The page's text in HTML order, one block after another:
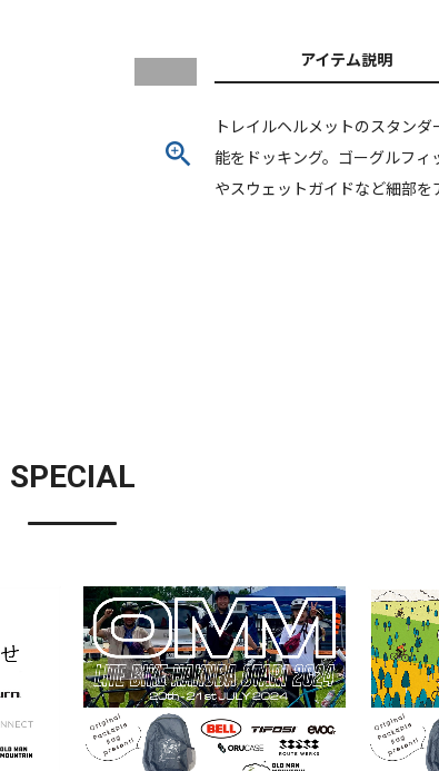
チタニ
アイテム説明
トレイルヘルメットのスタン
能をドッキング。ゴーグルフ
やスウェットガイドなど細部を
SPECIAL